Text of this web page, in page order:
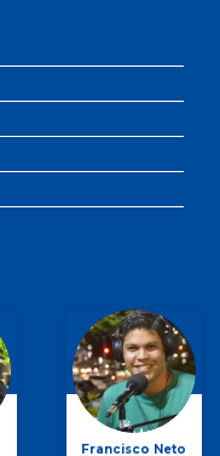
Francisco Neto